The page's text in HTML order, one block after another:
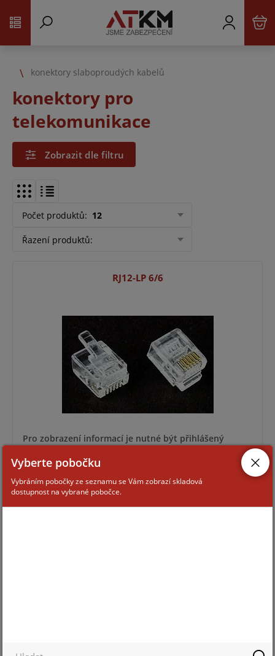
konektory slaboproudých kabelů
konektory pro
telekomunikace
Zobrazit dle filtru
Počet produktů: 12
Řazení produktů:
RJ12-LP 6/6
Pro zobrazení informací je nutné být přihlášený
RJ45-EASY-KONEKTOR-6A-FTP
Vyberte pobočku
Vybráním pobočky ze seznamu se Vám zobrazí skladová
dostupnost na vybrané pobočce.